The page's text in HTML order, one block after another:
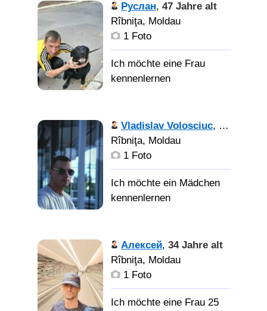
Руслан, 47 Jahre alt
Rîbniţa, Moldau
1 Foto
Vladislav Volosciuc, 29 Jahre
Rîbniţa, Moldau
1 Foto
Алексей, 34 Jahre alt
Rîbniţa, Moldau
1 Foto
Ich möchte eine Frau 25